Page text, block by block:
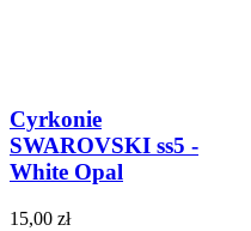
Cyrkonie
SWAROVSKI ss5 -
White Opal
15,00 zł